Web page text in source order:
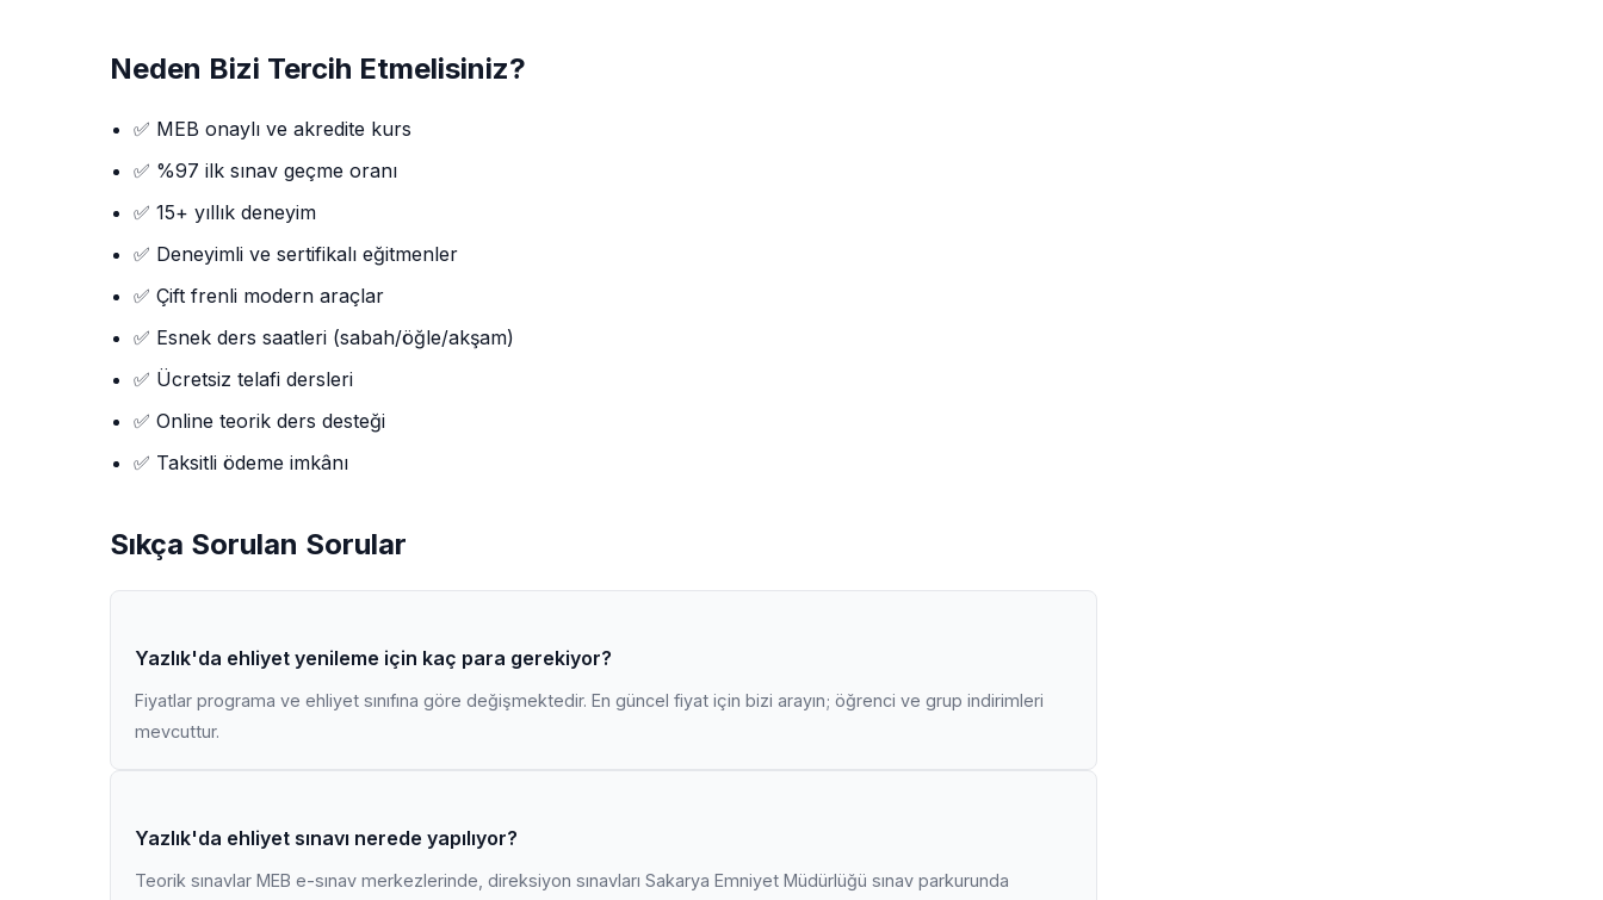
Neden Bizi Tercih Etmelisiniz?
✅ MEB onaylı ve akredite kurs
✅ %97 ilk sınav geçme oranı
✅ 15+ yıllık deneyim
✅ Deneyimli ve sertifikalı eğitmenler
✅ Çift frenli modern araçlar
✅ Esnek ders saatleri (sabah/öğle/akşam)
✅ Ücretsiz telafi dersleri
✅ Online teorik ders desteği
✅ Taksitli ödeme imkânı
Sıkça Sorulan Sorular
Yazlık'da ehliyet yenileme için kaç para gerekiyor?
Fiyatlar programa ve ehliyet sınıfına göre değişmektedir. En güncel fiyat için bizi arayın; öğrenci ve grup indirimleri
mevcuttur.
Yazlık'da ehliyet sınavı nerede yapılıyor?
Teorik sınavlar MEB e-sınav merkezlerinde, direksiyon sınavları Sakarya Emniyet Müdürlüğü sınav parkurunda